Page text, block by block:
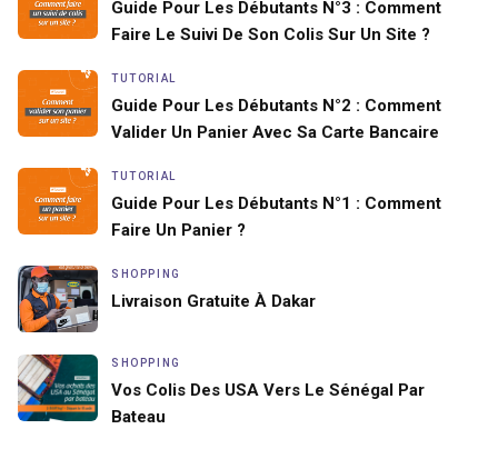
Guide Pour Les Débutants N°3 : Comment
Faire Le Suivi De Son Colis Sur Un Site ?
TUTORIAL
Guide Pour Les Débutants N°2 : Comment
Valider Un Panier Avec Sa Carte Bancaire
TUTORIAL
Guide Pour Les Débutants N°1 : Comment
Faire Un Panier ?
SHOPPING
Livraison Gratuite À Dakar
SHOPPING
Vos Colis Des USA Vers Le Sénégal Par
Bateau